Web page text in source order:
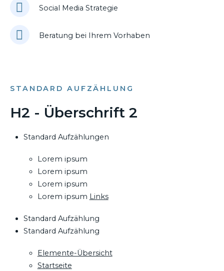
Social Media Strategie
Beratung bei Ihrem Vorhaben
STANDARD AUFZÄHLUNG
H2 - Überschrift 2
Standard Aufzählungen
Lorem ipsum
Lorem ipsum
Lorem ipsum
Lorem ipsum Links
Standard Aufzählung
Standard Aufzählung
Elemente-Übersicht
Startseite